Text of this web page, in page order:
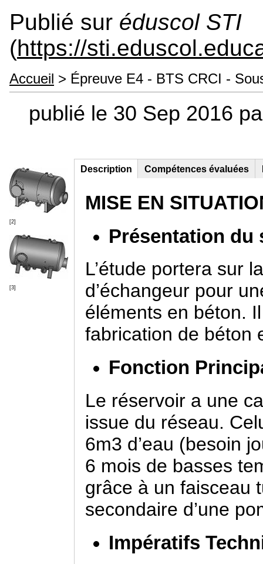
Publié sur éduscol STI
(https://
Accueil > Épreuve E4 - BTS CRCI -
publié le 30 Sep 2016
[2]
[3]
Groupe principal
Description (onglet
actif)
Compétences évaluées
MISE EN
Présentation du
L’étude portera sur
d’échangeur pour
éléments en béton.
fabrication de béton
Fonction
Le réservoir a une
issue du réseau.
6m3 d’eau (besoin
6 mois de basses
grâce à un faisceau
secondaire d’une
Impératifs